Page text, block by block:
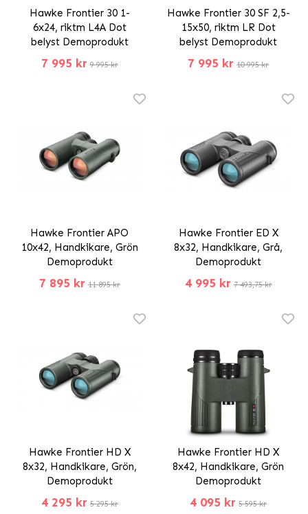
Hawke Frontier 30 1-
6x24, riktm L4A Dot
belyst Demoprodukt
7 995 kr 9 995 kr
Hawke Frontier 30 SF 2,5-
15x50, riktm LR Dot
belyst Demoprodukt
7 995 kr 10 995 kr
Hawke Frontier APO
10x42, Handkikare, Grön
Demoprodukt
7 895 kr 11 895 kr
Hawke Frontier ED X
8x32, Handkikare, Grå,
Demoprodukt
4 995 kr 7 493,75 kr
Hawke Frontier HD X
8x32, Handkikare, Grön,
Demoprodukt
4 295 kr 5 295 kr
Hawke Frontier HD X
8x42, Handkikare, Grön
Demoprodukt
4 095 kr 5 595 kr